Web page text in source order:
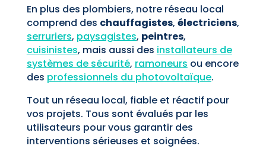
En plus des plombiers, notre réseau local
comprend des chauffagistes, électriciens,
serruriers, paysagistes, peintres,
cuisinistes, mais aussi des installateurs de
systèmes de sécurité, ramoneurs ou encore
des professionnels du photovoltaïque.
Tout un réseau local, fiable et réactif pour
vos projets. Tous sont évalués par les
utilisateurs pour vous garantir des
interventions sérieuses et soignées.